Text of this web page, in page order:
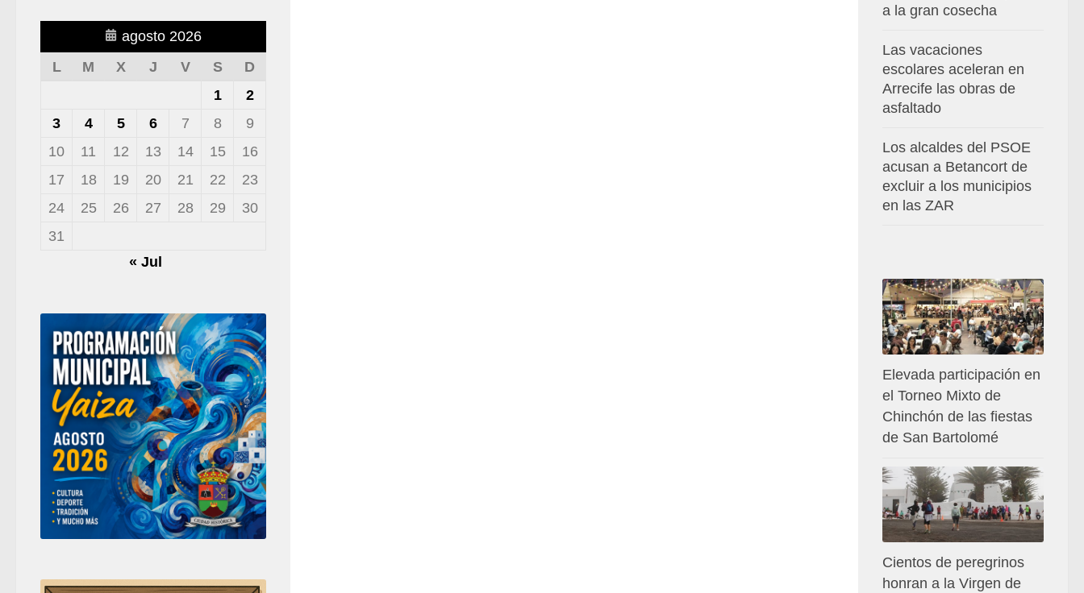
agosto 2026
L
M X J V S
D
1
2
3
4 5 6 7 8
9
10
11 12 13 14 15
16
17
18 19 20 21 22
23
24
25 26 27 28 29
30
31
« Jul
a la gran cosecha
Las vacaciones
escolares aceleran en
Arrecife las obras de
asfaltado
Los alcaldes del PSOE
acusan a Betancort de
excluir a los municipios
en las ZAR
Elevada participación en
el Torneo Mixto de
Chinchón de las fiestas
de San Bartolomé
Cientos de peregrinos
honran a la Virgen de